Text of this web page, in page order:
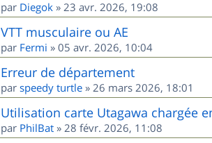
par Diegok » 23 avr. 2026, 19:08
VTT musculaire ou AE
par Fermi » 05 avr. 2026, 10:04
Erreur de département
par speedy turtle » 26 mars 2026, 18:01
Utilisation carte Utagawa chargée
par PhilBat » 28 févr. 2026, 11:08